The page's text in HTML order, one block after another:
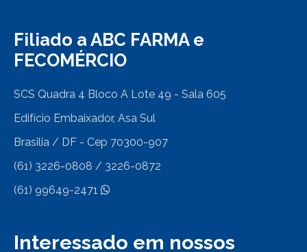
Filiado a ABC FARMA e
FECOMÉRCIO
SCS Quadra 4 Bloco A Lote 49 - Sala 605
Edifício Embaixador, Asa Sul
Brasilia / DF - Cep 70300-907
(61) 3226-0808 / 3226-0872
(61) 99649-2471
Interessado em nossos